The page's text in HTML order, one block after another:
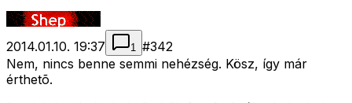
2014.01.10. 19:37 1 #342
Nem, nincs benne semmi nehézség. Kösz, így már
érthetõ.